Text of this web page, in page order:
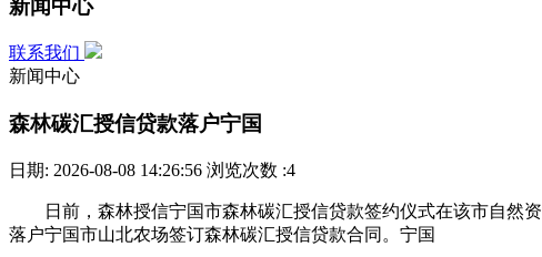
新闻中心
联系我们
新闻中心
森林碳汇授信贷款落户宁国
日期: 2026-08-08 14:26:56 浏览次数 :4
日前，森林授信宁国市森林碳汇授信贷款签约仪式在该市自然资
落户宁国市山北农场签订森林碳汇授信贷款合同。宁国